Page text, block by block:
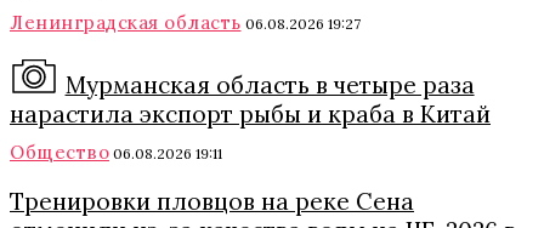
Ленинградская область 06.08.2026 19:27
Мурманская область в четыре раза
нарастила экспорт рыбы и краба в Китай
Общество 06.08.2026 19:11
Тренировки пловцов на реке Сена